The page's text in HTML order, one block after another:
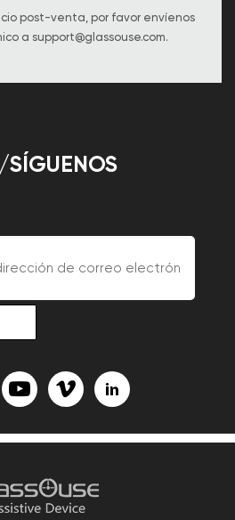
post-venta, por favor envíenos
a support@glassouse.com.
SÍGUENOS